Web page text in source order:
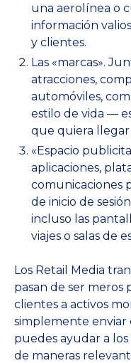
una aerolínea o
información
y clientes.
Las «marcas».
atracciones,
automóviles,
estilo de vida —
que quiera llegar
«Espacio
aplicaciones,
comunicaciones
de inicio de
incluso las
viajes o salas de
Los Retail Media
pasan de ser
clientes a activos
simplemente enviar
puedes ayudar a
de maneras